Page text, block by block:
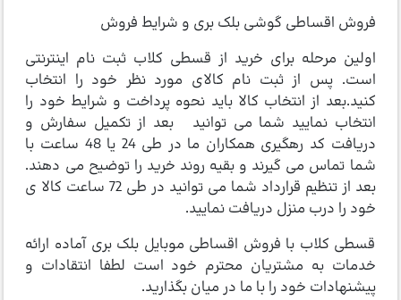
فروش اقساطی گوشی بلک بری و شرایط فروش
اولین مرحله برای خرید از قسطی کلاب ثبت نام اینترنتی
است. پس از ثبت نام کالای مورد نظر خود را انتخاب
کنید.بعد از انتخاب کالا باید نحوه پرداخت و شرایط خود را
انتخاب نمایید شما می توانید بعد از تکمیل سفارش و
دریافت کد رهگیری همکاران ما در طی 24 یا 48 ساعت با
شما تماس می گیرند و بقیه روند خرید را توضیح می دهند.
بعد از تنظیم قرارداد شما می توانید در طی 72 ساعت کالا ی
خود را درب منزل دریافت نمایید.
قسطی کلاب با فروش اقساطی موبایل بلک بری آماده ارائه
خدمات به مشتریان محترم خود است لطفا انتقادات و
پیشنهادات خود را با ما در میان بگذارید.